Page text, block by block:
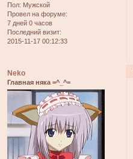
Пол: Мужской
Провел на форуме:
7 дней 0 часов
Последний визит:
2015-11-17 00:12:33
Neko
Главная няка =^_^=